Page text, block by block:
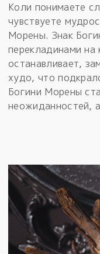
Коли понимаете
чувствуете
Морены. Знак
перекладинами
останавливает,
худо, что
Богини Морены
неожиданностей,